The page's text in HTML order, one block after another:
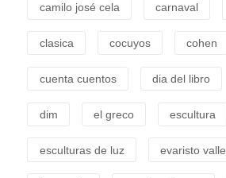
camilo josé cela carnaval
clasica cocuyos cohen
cuenta cuentos dia del libro
dim el greco escultura
esculturas de luz evaristo valle